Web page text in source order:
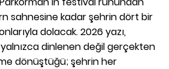
sahnesine kadar şehrin dört bir
dolacak. 2026 yazı,
dinlenen değil gerçekten
dönüştüğü; şehrin her